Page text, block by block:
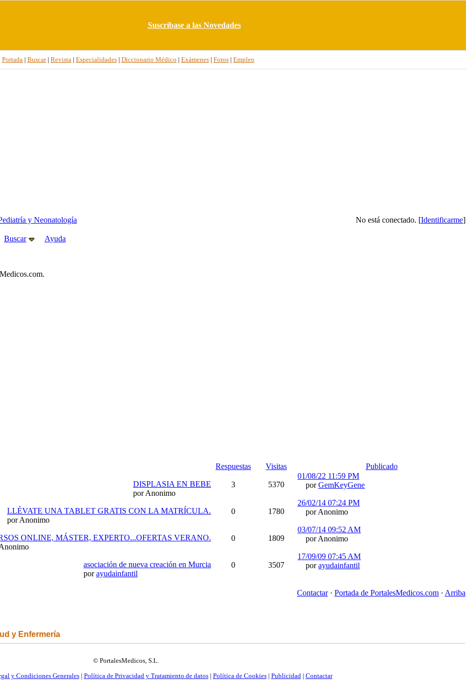
Suscríbase a las Novedades
Portada | Buscar| Revista | Especialidades | Diccionario Médico | Exámenes | Foros | Empleo
No está conectado. [Identificarme]
y Neonatología
Buscar
Ayuda
Respuestas Visitas Publicado
DISPLASIA EN BEBE
por Anonimo
3 5370
01/08/22 11:59 PM
porGemKeyGene
LLÉVATE UNA TABLET GRATIS CON LA MATRÍCULA.
por Anonimo
0 1780
26/02/14 07:24 PM
por Anonimo
ONLINE, MÁSTER, EXPERTO...OFERTAS VERANO.
0 1809
03/07/14 09:52 AM
por Anonimo
asociación de nueva creación en Murcia
porayudainfantil
0 3507
17/09/09 07:45 AM
porayudainfantil
Contactar· Portada de PortalesMedicos.com · Arriba
y Enfermería
© PortalesMedicos, S.L.
y Condiciones Generales| Política de Privacidad y Tratamiento de datos| Política de Cookies| Publicidad | Contactar